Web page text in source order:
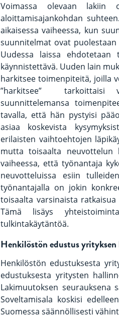
Voimassa olevaan lakiin
aloittamisajankohdan
aikaisessa vaiheessa, kun
suunnitelmat ovat
Uudessa laissa ehdotetaan
käynnistettävä. Uuden lain
harkitsee toimenpiteitä, joilla
”harkitsee” tarkoittaisi
suunnittelemansa
tavalla, että hän pystyisi
asiaa koskevista
erilaisten vaihtoehtojen
mutta toisaalta neuvottelun
vaiheessa, että työnantaja
neuvotteluissa esiin
työnantajalla on jokin
toisaalta varsinaista
Tämä lisäys
tulkintakäytäntöä.
Henkilöstön edustus yrityksen
Henkilöstön edustuksesta
edustuksesta yritysten
Lakimuutoksen seurauksena
Soveltamisala koskisi
Suomessa säännöllisesti